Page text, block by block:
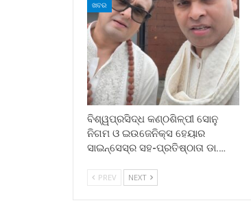
ଖବର
ବିଶ୍ୱପ୍ରସିଦ୍ଧ କଣ୍ଠଶିଳ୍ପୀ ସୋନୁ
ନିଗମ ଓ ଇଉଜେନିକ୍ସ ହେୟାର
ସାଇନ୍ସେସ୍ର ସହ-ପ୍ରତିଷ୍ଠାତା ଡା.…
PREV NEXT